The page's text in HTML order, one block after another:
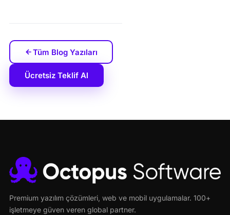
Tüm Blog Yazıları
Ücretsiz Teklif Al
Premium yazılım çözümleri, web ve mobil uygulamalar. 100+
işletmeye güven veren global partner.